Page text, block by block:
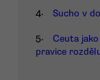
4. Sucho v
5.
Ceuta
pravice